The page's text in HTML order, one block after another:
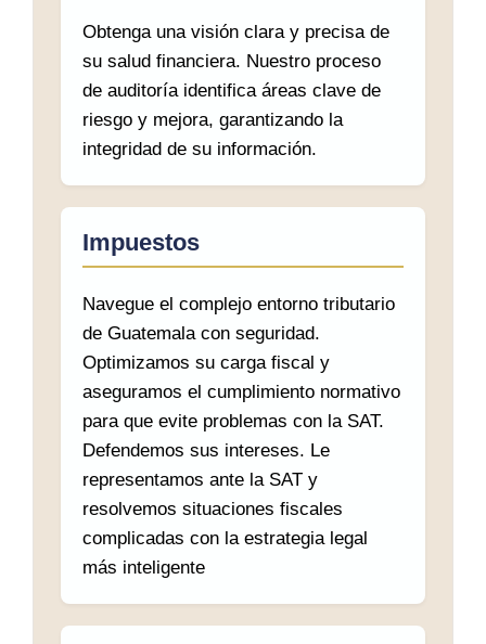
Obtenga una visión clara y precisa de
su salud financiera. Nuestro proceso
de auditoría identifica áreas clave de
riesgo y mejora, garantizando la
integridad de su información.
Impuestos
Navegue el complejo entorno tributario
de Guatemala con seguridad.
Optimizamos su carga fiscal y
aseguramos el cumplimiento normativo
para que evite problemas con la SAT.
Defendemos sus intereses. Le
representamos ante la SAT y
resolvemos situaciones fiscales
complicadas con la estrategia legal
más inteligente